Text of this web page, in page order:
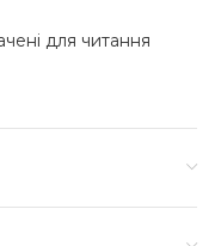
для читання